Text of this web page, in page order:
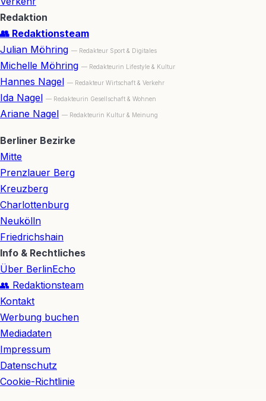
Redaktion
👥 Redaktionsteam
Julian Möhring — Redakteur Sport & Digitales
Michelle Möhring — Redakteurin Lifestyle & Kultur
Hannes Nagel — Redakteur Wirtschaft & Verkehr
Ida Nagel — Redakteurin Gesellschaft & Wohnen
Ariane Nagel — Redakteurin Kultur & Meinung
Berliner Bezirke
Mitte
Prenzlauer Berg
Kreuzberg
Charlottenburg
Neukölln
Friedrichshain
Info & Rechtliches
Über BerlinEcho
👥 Redaktionsteam
Kontakt
Werbung buchen
Mediadaten
Impressum
Datenschutz
Cookie-Richtlinie